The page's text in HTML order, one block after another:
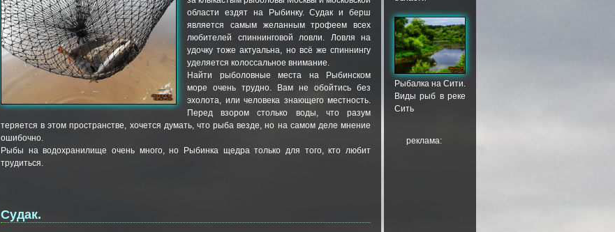
области ездят на Рыбинку. Судак и берш
является самым желанным трофеем всех
любителей спиннинговой ловли. Ловля на
удочку тоже актуальна, но всё же спиннингу
уделяется колоссальное внимание.
Найти рыболовные места на Рыбинском
море очень трудно. Вам не обойтись без
эхолота, или человека знающего местность.
Перед взором столько воды, что разум
теряется в этом пространстве, хочется думать, что рыба везде, но на самом деле мнение
ошибочно.
Рыбы на водохранилище очень много, но Рыбинка щедра только для того, кто любит
трудиться.
Судак.
Рыбалка на Сити.
Виды рыб в реке
Сить
реклама: